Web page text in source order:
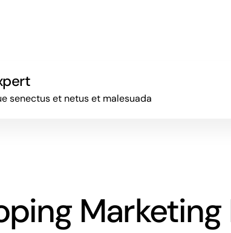
senectus et netus et malesuada
Marketing